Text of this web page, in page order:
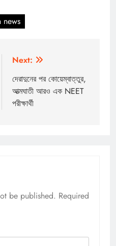
news
Next:
দেরাদুনের পর কোয়েম্বাত্তুর,
আত্মঘাতী আরও এক NEET
পরীক্ষার্থী
be published. Required